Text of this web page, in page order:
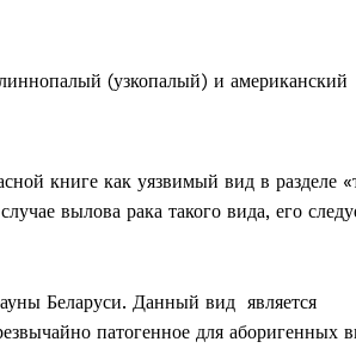
(узкопалый) и американский
книге как уязвимый вид в разделе
вылова рака такого вида, его
Беларуси. Данный вид является
патогенное для аборигенных